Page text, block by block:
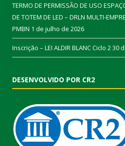
TERMO DE PERMISSÃO DE USO
DE TOTEM DE LED – DRLN MULTI-
PMBN 1 de julho de 2026
Inscrição – LEI ALDIR BLANC Ciclo 230
DESENVOLVIDO POR CR2